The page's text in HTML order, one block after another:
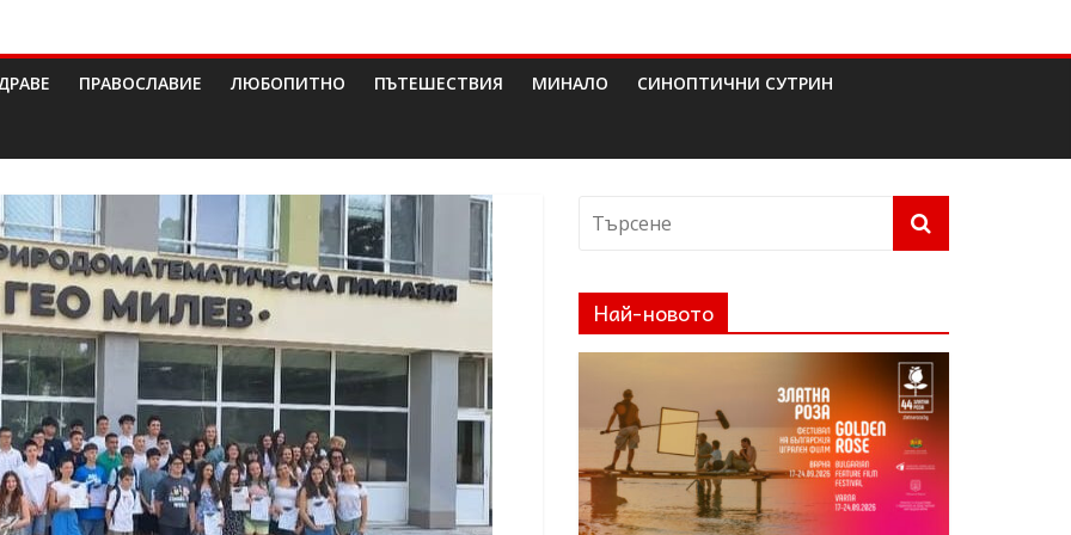
ПРАВОСЛАВИЕ ЛЮБОПИТНО ПЪТЕШЕСТВИЯ МИНАЛО СИНОПТИЧНИ СУТРИН
Най-новото